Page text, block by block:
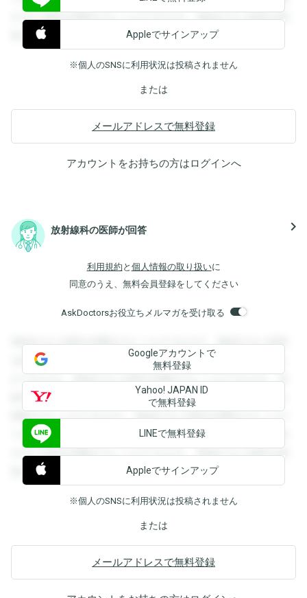
すると回答を閲覧することができます。登録すると回答を閲
覧することができます。
Appleでサインアップ
※個人のSNSに利用状況は投稿されません
または
メールアドレスで無料登録
アカウントをお持ちの方はログインへ
放射線科の医師が回答 navigate_next
利用規約 と 個人情報の取り扱いに
同意のうえ、無料会員登録をしてください
AskDoctorsお役立ちメルマガを受け取る
登録すると回答を閲覧することができます。登録すると回答
を閲覧することができます。登録すると回答を閲覧すること
ができます。登録すると回答を閲覧することができます。登
録すると回答を閲覧することができます。登録すると回答を
閲覧することができます。登録すると回答を閲覧することが
できます。登録すると回答を閲覧することができます。登録
すると回答を閲覧することができます。登録すると回答を閲
覧することができます。
Googleアカウントで
無料登録
Yahoo! JAPAN ID
で無料登録
LINEで無料登録
Appleでサインアップ
※個人のSNSに利用状況は投稿されません
または
メールアドレスで無料登録